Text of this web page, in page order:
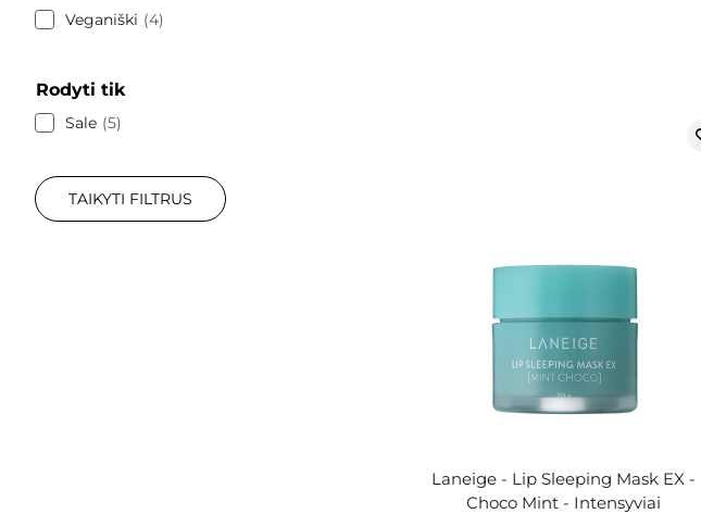
Veganiški
4
Rodyti tik
Sale 5
TAIKYTI FILTRUS
Laneige - Lip Sleeping Mask EX -
Choco Mint - Intensyviai